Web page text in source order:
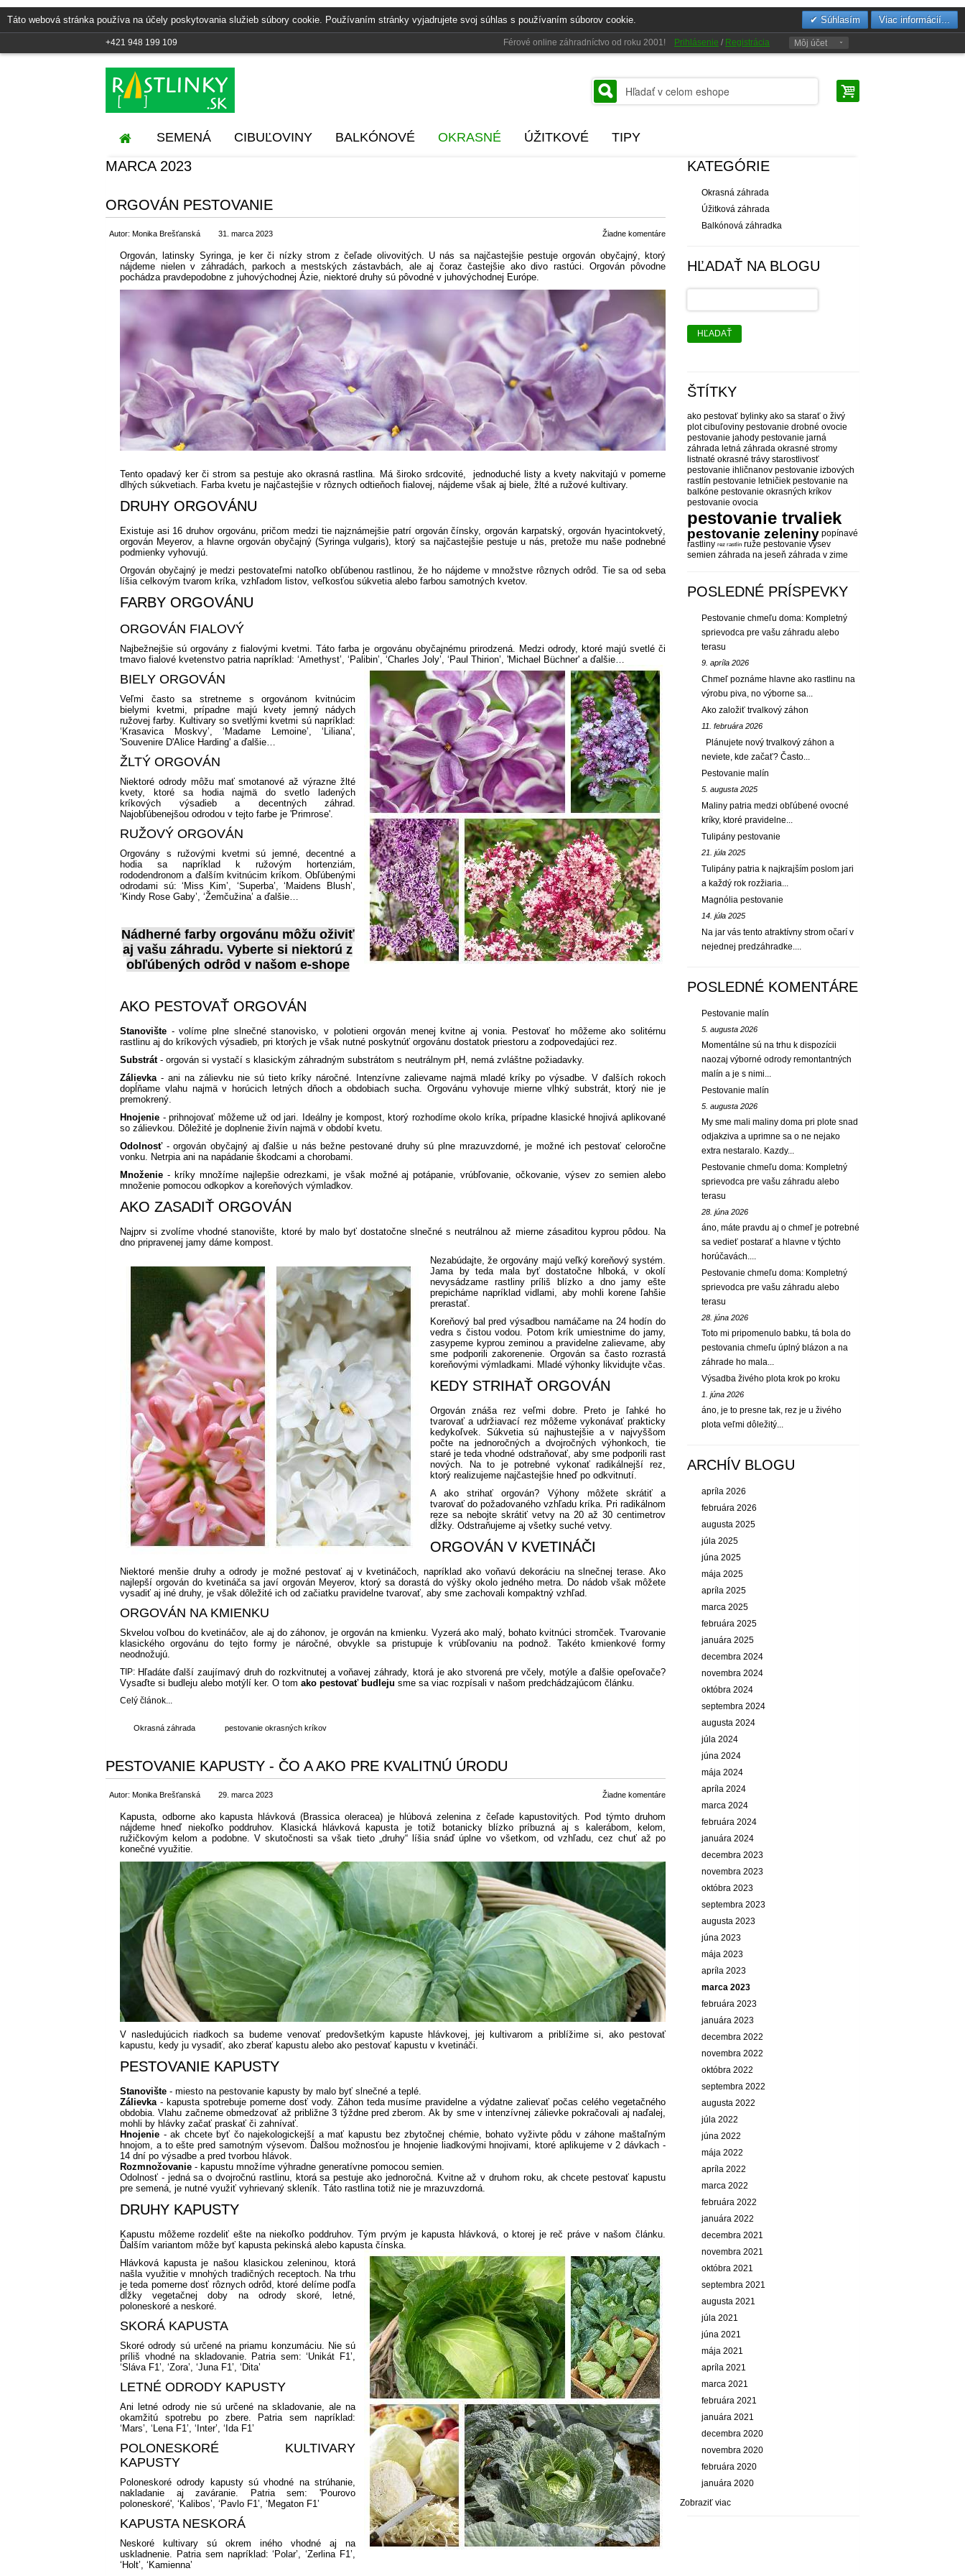
Táto webová stránka používa na účely poskytovania služieb súbory cookie. Používaním stránky vyjadrujete svoj súhlas s používaním súborov cookie. Súhlasím Viac informácií...
+421 948 199 109 Férové online záhradníctvo od roku 2001! Prihlásenie / Registrácia Môj účet
SEMENÁ CIBUĽOVINY BALKÓNOVÉ OKRASNÉ ÚŽITKOVÉ TIPY
MARCA 2023
ORGOVÁN PESTOVANIE
Autor: Monika Brešťanská 31. marca 2023 Žiadne komentáre
Orgován, latinsky Syringa, je ker či nízky strom z čeľade olivovitých. U nás sa najčastejšie pestuje orgován obyčajný, ktorý
nájdeme nielen v záhradách, parkoch a mestských zástavbách, ale aj čoraz častejšie ako divo rastúci. Orgován pôvodne
pochádza pravdepodobne z juhovýchodnej Ázie, niektoré druhy sú pôvodné v juhovýchodnej Európe.
Tento opadavý ker či strom sa pestuje ako okrasná rastlina. Má široko srdcovité, jednoduché listy a kvety nakvitajú v pomerne
dlhých súkvetiach. Farba kvetu je najčastejšie v rôznych odtieňoch fialovej, nájdeme však aj biele, žlté a ružové kultivary.
DRUHY ORGOVÁNU
Existuje asi 16 druhov orgovánu, pričom medzi tie najznámejšie patrí orgován čínsky, orgován karpatský, orgován hyacintokvetý,
orgován Meyerov, a hlavne orgován obyčajný (Syringa vulgaris), ktorý sa najčastejšie pestuje u nás, pretože mu naše podnebné
podmienky vyhovujú.
Orgován obyčajný je medzi pestovateľmi natoľko obľúbenou rastlinou, že ho nájdeme v množstve rôznych odrôd. Tie sa od seba
líšia celkovým tvarom kríka, vzhľadom listov, veľkosťou súkvetia alebo farbou samotných kvetov.
FARBY ORGOVÁNU
ORGOVÁN FIALOVÝ
Najbežnejšie sú orgovány z fialovými kvetmi. Táto farba je orgovánu obyčajnému prirodzená. Medzi odrody, ktoré majú svetlé či
tmavo fialové kvetenstvo patria napríklad: ‘Amethyst’, ‘Palibin’, ‘Charles Joly’, ‘Paul Thirion’, 'Michael Büchner' a ďalšie…
BIELY ORGOVÁN
Veľmi často sa stretneme s orgovánom kvitnúcim
bielymi kvetmi, prípadne majú kvety jemný nádych
ružovej farby. Kultivary so svetlými kvetmi sú napríklad:
‘Krasavica Moskvy’, ‘Madame Lemoine’, ‘Liliana’,
'Souvenire D'Alice Harding' a ďalšie…
ŽLTÝ ORGOVÁN
Niektoré odrody môžu mať smotanové až výrazne žlté
kvety, ktoré sa hodia najmä do svetlo ladených
kríkových výsadieb a decentných záhrad.
Najobľúbenejšou odrodou v tejto farbe je 'Primrose'.
RUŽOVÝ ORGOVÁN
Orgovány s ružovými kvetmi sú jemné, decentné a
hodia sa napríklad k ružovým hortenziám,
rododendronom a ďalším kvitnúcim kríkom. Obľúbenými
odrodami sú:‘Miss Kim’, ‘Superba’,‘Maidens Blush’,
‘Kindy Rose Gaby’, ‘Žemčužina’ a ďalšie…
Nádherné farby orgovánu môžu oživiť
aj vašu záhradu. Vyberte si niektorú z
obľúbených odrôd v našom e-shope
AKO PESTOVAŤ ORGOVÁN
Stanovište - volíme plne slnečné stanovisko, v polotieni orgován menej kvitne aj vonia. Pestovať ho môžeme ako solitérnu
rastlinu aj do kríkových výsadieb, pri ktorých je však nutné poskytnúť orgovánu dostatok priestoru a zodpovedajúci rez.
Substrát- orgován si vystačí s klasickým záhradným substrátom s neutrálnym pH, nemá zvláštne požiadavky.
Zálievka - ani na zálievku nie sú tieto kríky náročné. Intenzívne zalievame najmä mladé kríky po výsadbe. V ďalších rokoch
dopĺňame vlahu najmä v horúcich letných dňoch a obdobiach sucha. Orgovánu vyhovuje mierne vlhký substrát, ktorý nie je
premokrený.
Hnojenie - prihnojovať môžeme už od jari. Ideálny je kompost, ktorý rozhodíme okolo kríka, prípadne klasické hnojivá aplikované
so zálievkou. Dôležité je doplnenie živín najmä v období kvetu.
Odolnosť- orgován obyčajný aj ďalšie u nás bežne pestované druhy sú plne mrazuvzdorné, je možné ich pestovať celoročne
vonku. Netrpia ani na napádanie škodcami a chorobami.
Množenie - kríky množíme najlepšie odrezkami, je však možné aj potápanie, vrúbľovanie, očkovanie, výsev zo semien alebo
množenie pomocou odkopkov a koreňových výmladkov.
AKO ZASADIŤ ORGOVÁN
Najprv si zvolíme vhodné stanovište, ktoré by malo byť dostatočne slnečné s neutrálnou až mierne zásaditou kyprou pôdou. Na
dno pripravenej jamy dáme kompost.
Nezabúdajte, že orgovány majú veľký koreňový systém.
Jama by teda mala byť dostatočne hlboká, v okolí
nevysádzame rastliny príliš blízko a dno jamy ešte
prepicháme napríklad vidlami, aby mohli korene ľahšie
prerastať.
Koreňový bal pred výsadbou namáčame na 24 hodín do
vedra s čistou vodou. Potom krík umiestnime do jamy,
zasypeme kyprou zeminou a pravidelne zalievame, aby
sme podporili zakorenenie. Orgován sa často rozrastá
koreňovými výmladkami. Mladé výhonky likvidujte včas.
KEDY STRIHAŤ ORGOVÁN
Orgován znáša rez veľmi dobre. Preto je ľahké ho
tvarovať a udržiavací rez môžeme vykonávať prakticky
kedykoľvek. Súkvetia sú najhustejšie a v najvyššom
počte na jednoročných a dvojročných výhonkoch, tie
staré je teda vhodné odstraňovať, aby sme podporili rast
nových. Na to je potrebné vykonať radikálnejší rez,
ktorý realizujeme najčastejšie hneď po odkvitnutí.
A ako strihať orgován? Výhony môžete skrátiť a
tvarovať do požadovaného vzhľadu kríka. Pri radikálnom
reze sa nebojte skrátiť vetvy na 20 až 30 centimetrov
dĺžky. Odstraňujeme aj všetky suché vetvy.
ORGOVÁN V KVETINÁČI
Niektoré menšie druhy a odrody je možné pestovať aj v kvetináčoch, napríklad ako voňavú dekoráciu na slnečnej terase. Ako
najlepší orgován do kvetináča sa javí orgován Meyerov, ktorý sa dorastá do výšky okolo jedného metra. Do nádob však môžete
vysadiť aj iné druhy, je však dôležité ich od začiatku pravidelne tvarovať, aby sme zachovali kompaktný vzhľad.
ORGOVÁN NA KMIENKU
Skvelou voľbou do kvetináčov, ale aj do záhonov, je orgován na kmienku. Vyzerá ako malý, bohato kvitnúci stromček. Tvarovanie
klasického orgovánu do tejto formy je náročné, obvykle sa pristupuje k vrúbľovaniu na podnož. Takéto kmienkové formy
neodnožujú.
TIP: Hľadáte ďalší zaujímavý druh do rozkvitnutej a voňavej záhrady, ktorá je ako stvorená pre včely, motýle a ďalšie opeľovače?
Vysaďte si budleju alebo motýlí ker. O tom ako pestovať budleju sme sa viac rozpísali v našom predchádzajúcom článku.
Celý článok...
Okrasná záhrada pestovanie okrasných kríkov
PESTOVANIE KAPUSTY - ČO A AKO PRE KVALITNÚ ÚRODU
Autor: Monika Brešťanská 29. marca 2023 Žiadne komentáre
Kapusta, odborne ako kapusta hlávková (Brassica oleracea) je hlúbová zelenina z čeľade kapustovitých. Pod týmto druhom
nájdeme hneď niekoľko poddruhov. Klasická hlávková kapusta je totiž botanicky blízko príbuzná aj s kalerábom, kelom,
ružičkovým kelom a podobne. V skutočnosti sa však tieto „druhy“ líšia snáď úplne vo všetkom, od vzhľadu, cez chuť až po
konečné využitie.
V nasledujúcich riadkoch sa budeme venovať predovšetkým kapuste hlávkovej, jej kultivarom a priblížime si, ako pestovať
kapustu, kedy ju vysadiť, ako zberať kapustu alebo ako pestovať kapustu v kvetináči.
PESTOVANIE KAPUSTY
Stanovište - miesto na pestovanie kapusty by malo byť slnečné a teplé.
Zálievka- kapusta spotrebuje pomerne dosť vody. Záhon teda musíme pravidelne a výdatne zalievať počas celého vegetačného
obdobia. Vlahu začneme obmedzovať až približne 3 týždne pred zberom. Ak by sme v intenzívnej zálievke pokračovali aj naďalej,
mohli by hlávky začať praskať či zahnívať.
Hnojenie - ak chcete byť čo najekologickejší a mať kapustu bez zbytočnej chémie, bohato vyživte pôdu v záhone maštaľným
hnojom, a to ešte pred samotným výsevom. Ďalšou možnosťou je hnojenie liadkovými hnojivami, ktoré aplikujeme v 2 dávkach -
14 dní po výsadbe a pred tvorbou hlávok.
Rozmnožovanie - kapustu množíme výhradne generatívne pomocou semien.
Odolnosť - jedná sa o dvojročnú rastlinu, ktorá sa pestuje ako jednoročná. Kvitne až v druhom roku, ak chcete pestovať kapustu
pre semená, je nutné využiť vyhrievaný skleník. Táto rastlina totiž nie je mrazuvzdorná.
DRUHY KAPUSTY
Kapustu môžeme rozdeliť ešte na niekoľko poddruhov. Tým prvým je kapusta hlávková, o ktorej je reč práve v našom článku.
Ďalším variantom môže byť kapusta pekinská alebo kapusta čínska.
Hlávková kapusta je našou klasickou zeleninou, ktorá
našla využitie v mnohých tradičných receptoch. Na trhu
je teda pomerne dosť rôznych odrôd, ktoré delíme podľa
dĺžky vegetačnej doby na odrody skoré, letné,
poloneskoré a neskoré.
SKORÁ KAPUSTA
Skoré odrody sú určené na priamu konzumáciu. Nie sú
príliš vhodné na skladovanie. Patria sem:‘Unikát F1’,
‘Sláva F1’, ‘Zora’, ‘Juna F1’, ‘Dita’
LETNÉ ODRODY KAPUSTY
Ani letné odrody nie sú určené na skladovanie, ale na
okamžitú spotrebu po zbere.
Patria sem napríklad:
‘Mars’, ‘Lena F1’, ‘Inter’, ‘Ida F1’
POLONESKORÉ KULTIVARY
KAPUSTY
Poloneskoré odrody kapusty sú vhodné na strúhanie,
nakladanie aj zaváranie.
Patria sem:'Pourovo
poloneskoré', ‘Kalibos’, ‘Pavlo F1’, ‘Megaton F1’
KAPUSTA NESKORÁ
Neskoré kultivary sú okrem iného vhodné aj na
uskladnenie. Patria sem napríklad:‘Polar’,‘Zerlina F1’,
‘Holt’, ‘Kamienna’
KATEGÓRIE
Okrasná záhrada
Úžitková záhrada
Balkónová záhradka
HĽADAŤ NA BLOGU
HĽADAŤ
ŠTÍTKY
ako pestovať bylinky ako sa starať o živý
plot cibuľoviny pestovanie drobné ovocie
pestovanie jahody pestovanie jarná
záhrada letná záhrada okrasné stromy
listnaté okrasné trávy starostlivosť
pestovanie ihličnanov pestovanie izbových
rastlín pestovanie letničiek pestovanie na
balkóne pestovanie okrasných kríkov
pestovanie ovocia
pestovanie trvaliek
pestovanie zeleniny popínavé
rastliny rez rastlín ruže pestovanie výsev
semien záhrada na jeseň záhrada v zime
POSLEDNÉ PRÍSPEVKY
Pestovanie chmeľu doma: Kompletný
sprievodca pre vašu záhradu alebo
terasu
9. apríla 2026
Chmeľ poznáme hlavne ako rastlinu na
výrobu piva, no výborne sa...
Ako založiť trvalkový záhon
11. februára 2026
Plánujete nový trvalkový záhon a
neviete, kde začať? Často...
Pestovanie malín
5. augusta 2025
Maliny patria medzi obľúbené ovocné
kríky, ktoré pravidelne...
Tulipány pestovanie
21. júla 2025
Tulipány patria k najkrajším poslom jari
a každý rok rozžiaria...
Magnólia pestovanie
14. júla 2025
Na jar vás tento atraktívny strom očarí v
nejednej predzáhradke....
POSLEDNÉ KOMENTÁRE
Pestovanie malín
5. augusta 2026
Momentálne sú na trhu k dispozícii
naozaj výborné odrody remontantných
malín a je s nimi...
Pestovanie malín
5. augusta 2026
My sme mali maliny doma pri plote snad
odjakziva a uprimne sa o ne nejako
extra nestaralo. Kazdy...
Pestovanie chmeľu doma: Kompletný
sprievodca pre vašu záhradu alebo
terasu
28. júna 2026
áno, máte pravdu aj o chmeľ je potrebné
sa vedieť postarať a hlavne v týchto
horúčavách....
Pestovanie chmeľu doma: Kompletný
sprievodca pre vašu záhradu alebo
terasu
28. júna 2026
Toto mi pripomenulo babku, tá bola do
pestovania chmeľu úplný blázon a na
záhrade ho mala...
Výsadba živého plota krok po kroku
1. júna 2026
áno, je to presne tak, rez je u živého
plota veľmi dôležitý...
ARCHÍV BLOGU
apríla 2026
februára 2026
augusta 2025
júla 2025
júna 2025
mája 2025
apríla 2025
marca 2025
februára 2025
januára 2025
decembra 2024
novembra 2024
októbra 2024
septembra 2024
augusta 2024
júla 2024
júna 2024
mája 2024
apríla 2024
marca 2024
februára 2024
januára 2024
decembra 2023
novembra 2023
októbra 2023
septembra 2023
augusta 2023
júna 2023
mája 2023
apríla 2023
marca 2023
februára 2023
januára 2023
decembra 2022
novembra 2022
októbra 2022
septembra 2022
augusta 2022
júla 2022
júna 2022
mája 2022
apríla 2022
marca 2022
februára 2022
januára 2022
decembra 2021
novembra 2021
októbra 2021
septembra 2021
augusta 2021
júla 2021
júna 2021
mája 2021
apríla 2021
marca 2021
februára 2021
januára 2021
decembra 2020
novembra 2020
februára 2020
januára 2020
Zobraziť viac